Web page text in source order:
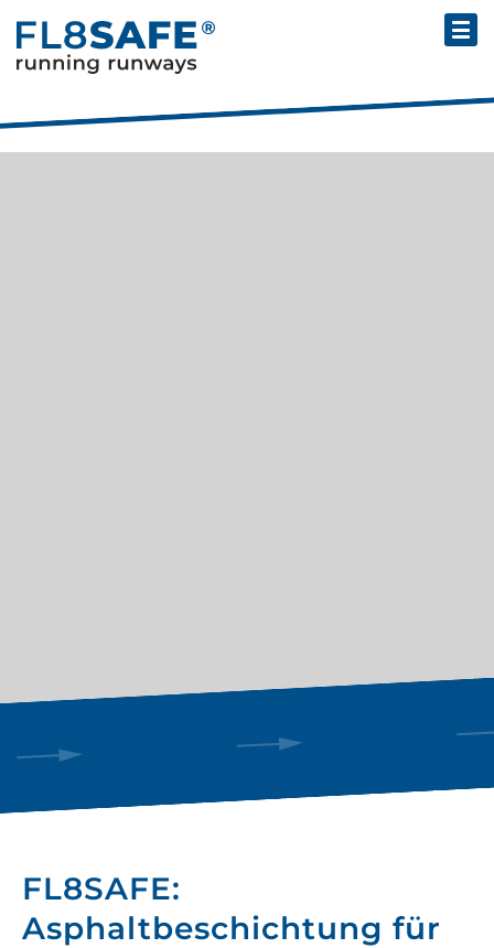
FL8SAFE:
Asphaltbeschichtung für